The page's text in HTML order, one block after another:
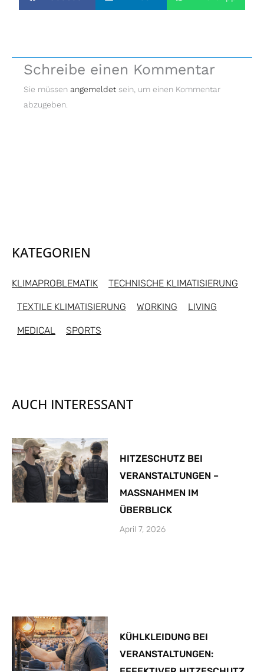
Schreibe einen Kommentar
Sie müssen angemeldet sein, um einen Kommentar
abzugeben.
KATEGORIEN
KLIMAPROBLEMATIK TECHNISCHE KLIMATISIERUNG
TEXTILE KLIMATISIERUNG WORKING LIVING
MEDICAL SPORTS
AUCH INTERESSANT
HITZESCHUTZ BEI
VERANSTALTUNGEN –
MASSNAHMEN IM
ÜBERBLICK
April 7, 2026
KÜHLKLEIDUNG BEI
VERANSTALTUNGEN: